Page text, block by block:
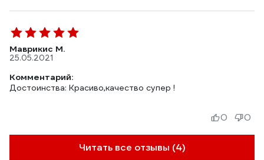
Маврикис М.
25.05.2021
Комментарий:
Достоинства: Красиво,качество супер !
Читать все отзывы (4)
0 0